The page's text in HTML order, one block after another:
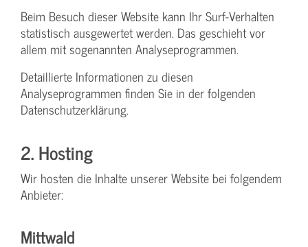
Beim Besuch dieser Website kann Ihr Surf-Verhalten
statistisch ausgewertet werden. Das geschieht vor
allem mit sogenannten Analyseprogrammen.
Detaillierte Informationen zu diesen
Analyseprogrammen finden Sie in der folgenden
Datenschutzerklärung.
2. Hosting
Wir hosten die Inhalte unserer Website bei folgendem
Anbieter:
Mittwald